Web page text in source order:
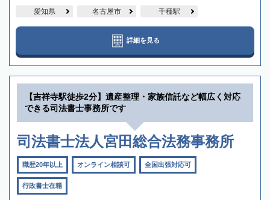
愛知県 名古屋市 千種駅
詳細を見る
【吉祥寺駅徒歩2分】遺産整理・家族信託など幅広く対応
できる司法書士事務所です
司法書士法人宮田総合法務事務所
職歴20年以上 オンライン相談可 全国出張対応可
行政書士在籍